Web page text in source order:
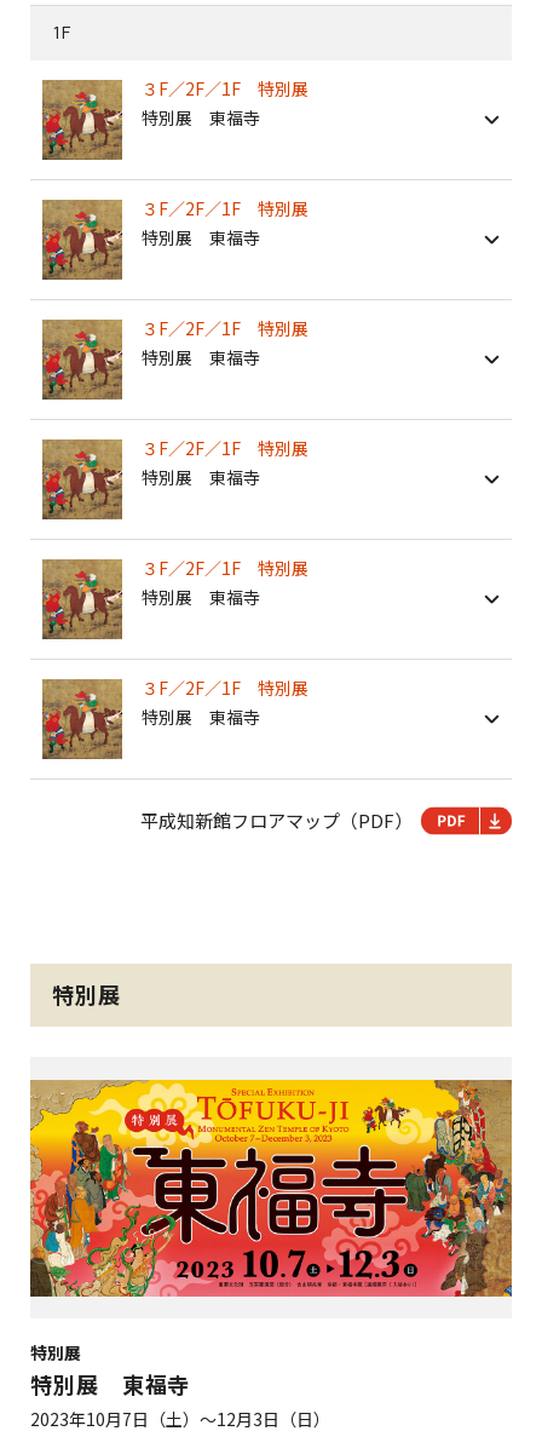
1F
３F／2F／1F 特別展
特別展 東福寺
３F／2F／1F 特別展
特別展 東福寺
３F／2F／1F 特別展
特別展 東福寺
３F／2F／1F 特別展
特別展 東福寺
３F／2F／1F 特別展
特別展 東福寺
３F／2F／1F 特別展
特別展 東福寺
平成知新館フロアマップ（PDF）
特別展
特別展
特別展 東福寺
2023年10月7日（土）～12月3日（日）